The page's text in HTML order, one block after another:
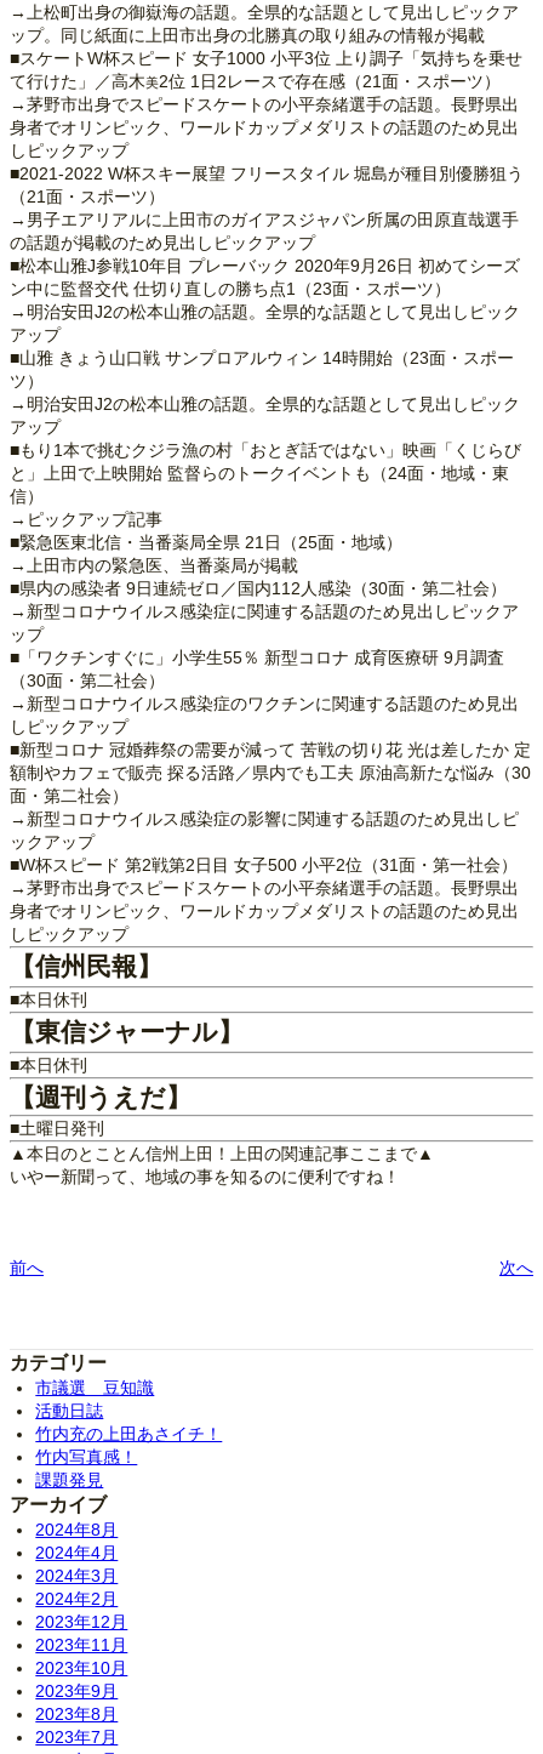
→上松町出身の御嶽海の話題。全県的な話題として見出しピックア
ップ。同じ紙面に上田市出身の北勝真の取り組みの情報が掲載
■スケートW杯スピード 女子1000 小平3位 上り調子「気持ちを乗せ
て行けた」／高木美2位 1日2レースで存在感（21面・スポーツ）
→茅野市出身でスピードスケートの小平奈緒選手の話題。長野県出
身者でオリンピック、ワールドカップメダリストの話題のため見出
しピックアップ
■2021-2022 W杯スキー展望 フリースタイル 堀島が種目別優勝狙う
（21面・スポーツ）
→男子エアリアルに上田市のガイアスジャパン所属の田原直哉選手
の話題が掲載のため見出しピックアップ
■松本山雅J参戦10年目 プレーバック 2020年9月26日 初めてシーズ
ン中に監督交代 仕切り直しの勝ち点1（23面・スポーツ）
→明治安田J2の松本山雅の話題。全県的な話題として見出しピック
アップ
■山雅 きょう山口戦 サンプロアルウィン 14時開始（23面・スポー
ツ）
→明治安田J2の松本山雅の話題。全県的な話題として見出しピック
アップ
■もり1本で挑むクジラ漁の村「おとぎ話ではない」映画「くじらび
と」上田で上映開始 監督らのトークイベントも（24面・地域・東
信）
→ピックアップ記事
■緊急医東北信・当番薬局全県 21日（25面・地域）
→上田市内の緊急医、当番薬局が掲載
■県内の感染者 9日連続ゼロ／国内112人感染（30面・第二社会）
→新型コロナウイルス感染症に関連する話題のため見出しピックア
ップ
■「ワクチンすぐに」小学生55％ 新型コロナ 成育医療研 9月調査
（30面・第二社会）
→新型コロナウイルス感染症のワクチンに関連する話題のため見出
しピックアップ
■新型コロナ 冠婚葬祭の需要が減って 苦戦の切り花 光は差したか 定
額制やカフェで販売 探る活路／県内でも工夫 原油高新たな悩み（30
面・第二社会）
→新型コロナウイルス感染症の影響に関連する話題のため見出しピ
ックアップ
■W杯スピード 第2戦第2日目 女子500 小平2位（31面・第一社会）
→茅野市出身でスピードスケートの小平奈緒選手の話題。長野県出
身者でオリンピック、ワールドカップメダリストの話題のため見出
しピックアップ
【信州民報】
■本日休刊
【東信ジャーナル】
■本日休刊
【週刊うえだ】
■土曜日発刊
▲本日のとことん信州上田！上田の関連記事ここまで▲
いやー新聞って、地域の事を知るのに便利ですね！
前へ 次へ
カテゴリー
市議選 豆知識
活動日誌
竹内充の上田あさイチ！
竹内写真感！
課題発見
アーカイブ
2024年8月
2024年4月
2024年3月
2024年2月
2023年12月
2023年11月
2023年10月
2023年9月
2023年8月
2023年7月